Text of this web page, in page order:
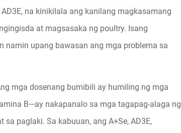
na kinikilala ang kanilang magkasamang
at magsasaka ng poultry. Isang
namin upang bawasan ang mga problema sa
mga dosenang bumibili ay humiling ng mga
B—ay nakapanalo sa mga tagapag-alaga ng
paglaki. Sa kabuuan, ang A+Se, AD3E,